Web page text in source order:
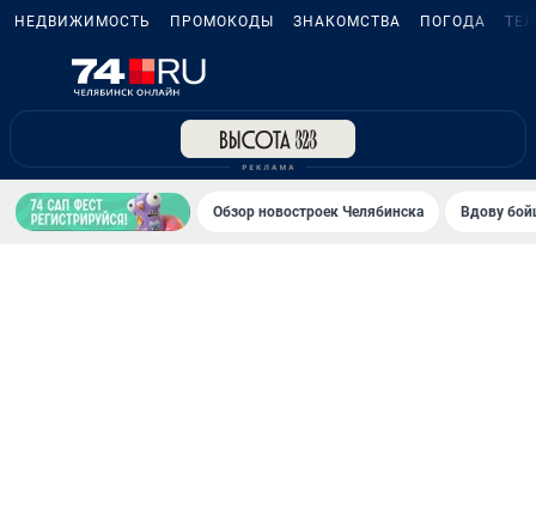
НЕДВИЖИМОСТЬ ПРОМОКОДЫ ЗНАКОМСТВА ПОГОДА
Обзор новостроек Челябинска Вдову